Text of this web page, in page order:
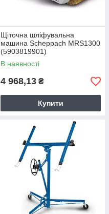
Щіточна шліфувальна
машина Scheppach MRS1300
(5903819901)
В наявності
4 968,13 ₴
Купити